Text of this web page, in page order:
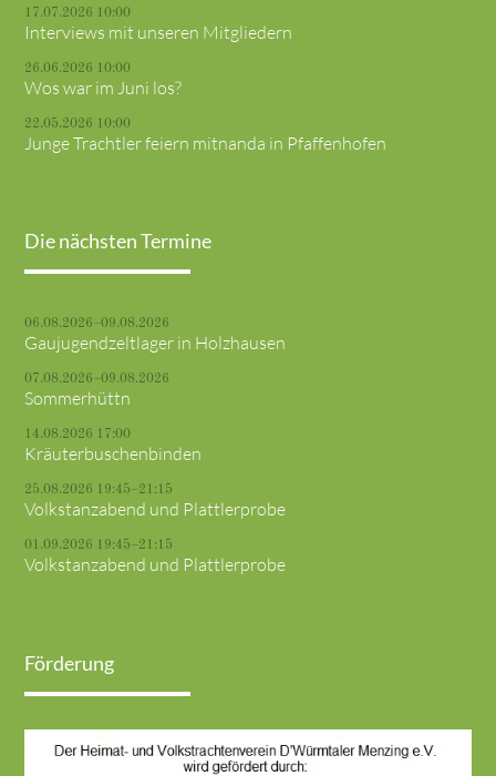
17.07.2026 10:00
Interviews mit unseren Mitgliedern
26.06.2026 10:00
Wos war im Juni los?
22.05.2026 10:00
Junge Trachtler feiern mitnanda in Pfaffenhofen
Die nächsten Termine
06.08.2026–09.08.2026
Gaujugendzeltlager in Holzhausen
07.08.2026–09.08.2026
Sommerhüttn
14.08.2026 17:00
Kräuterbuschenbinden
25.08.2026 19:45–21:15
Volkstanzabend und Plattlerprobe
01.09.2026 19:45–21:15
Volkstanzabend und Plattlerprobe
Förderung